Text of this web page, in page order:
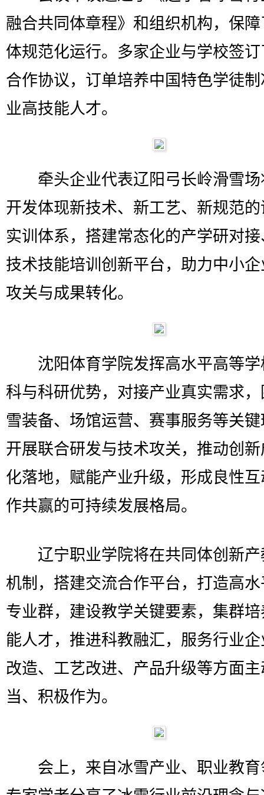
融合共同体章程》和组织机构，保
体规范化运行。多家企业与学校签
合作协议，订单培养中国特色学徒
业高技能人才。
牵头企业代表辽阳弓长岭滑雪场
开发体现新技术、新工艺、新规范
实训体系，搭建常态化的产学研对
技术技能培训创新平台，助力中小
攻关与成果转化。
沈阳体育学院发挥高水平高等学
科与科研优势，对接产业真实需求
雪装备、场馆运营、赛事服务等关
开展联合研发与技术攻关，推动创
化落地，赋能产业升级，形成良性
作共赢的可持续发展格局。
辽宁职业学院将在共同体创新产
机制，搭建交流合作平台，打造高
专业群，建设教学关键要素，集群
能人才，推进科教融汇，服务行业
改造、工艺改进、产品升级等方面
当、积极作为。
会上，来自冰雪产业、职业教育